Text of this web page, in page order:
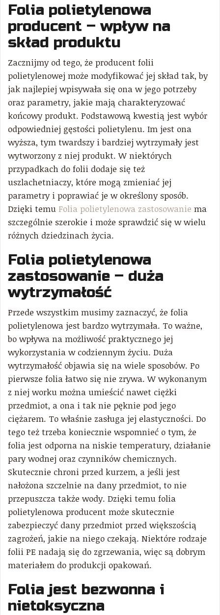
Folia polietylenowa
producent – wpływ na
skład produktu
Zacznijmy od tego, że producent folii
polietylenowej może modyfikować jej skład tak, by
jak najlepiej wpisywała się ona w jego potrzeby
oraz parametry, jakie mają charakteryzować
końcowy produkt. Podstawową kwestią jest wybór
odpowiedniej gęstości polietylenu. Im jest ona
wyższa, tym twardszy i bardziej wytrzymały jest
wytworzony z niej produkt. W niektórych
przypadkach do folii dodaje się też
uszlachetniaczy, które mogą zmieniać jej
parametry i poprawiać je w określony sposób.
Dzięki temu Folia polietylenowa zastosowanie ma
szczególnie szerokie i może sprawdzić się w wielu
różnych dziedzinach życia.
Folia polietylenowa
zastosowanie – duża
wytrzymałość
Przede wszystkim musimy zaznaczyć, że folia
polietylenowa jest bardzo wytrzymała. To ważne,
bo wpływa na możliwość praktycznego jej
wykorzystania w codziennym życiu. Duża
wytrzymałość objawia się na wiele sposobów. Po
pierwsze folia łatwo się nie zrywa. W wykonanym
z niej worku można umieścić nawet ciężki
przedmiot, a ona i tak nie pęknie pod jego
ciężarem. To właśnie zasługa jej elastyczności. Do
tego też trzeba koniecznie wspomnieć o tym, że
folia jest odporna na niskie temperatury, działanie
pary wodnej oraz czynników chemicznych.
Skutecznie chroni przed kurzem, a jeśli jest
nałożona szczelnie na dany przedmiot, to nie
przepuszcza także wody. Dzięki temu folia
polietylenowa producent może skutecznie
zabezpieczyć dany przedmiot przed większością
zagrożeń, jakie na niego czekają. Niektóre rodzaje
folii PE nadają się do zgrzewania, więc są dobrym
materiałem do produkcji opakowań.
Folia jest bezwonna i
nietoksyczna